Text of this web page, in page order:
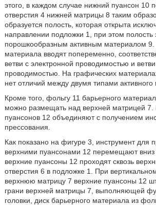
этого, в каждом случае нижний пуансон 10
отверстия 4 нижней матрицы 8 таким
образуется полость, которая открыта
направлении подложки 1, при этом полость
порошкообразным активным материалом 9.
материала вводят попеременно,
ветви с электронной проводимостью и
проводимостью. На графических
нет отличий между двумя типами активного
Кроме того, фольгу 11 барьерного
можно размещать над верхней матрицей 7.
пуансонов 12 объединяют с получением
прессования.
Как показано на фигуре 3, инструмент для
верхними пуансонами 12 перемещают вниз
верхние пуансоны 12 проходят сквозь
отверстия 6 в подложке 1. При
верхнюю матрицу 7 верхние пуансоны 12
грани верхней матрицы 7, выполняющей
головки, диск барьерного материала из